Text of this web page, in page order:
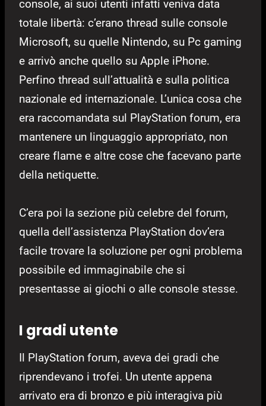
console, ai suoi utenti infatti veniva data
totale libertà: c’erano thread sulle console
Microsoft, su quelle Nintendo, su Pc gaming
e arrivò anche quello su Apple iPhone.
Perfino thread sull’attualità e sulla politica
nazionale ed internazionale. L’unica cosa che
era raccomandata sul PlayStation forum, era
mantenere un linguaggio appropriato, non
creare flame e altre cose che facevano parte
della netiquette.
C’era poi la sezione più celebre del forum,
quella dell’assistenza PlayStation dov’era
facile trovare la soluzione per ogni problema
possibile ed immaginabile che si
presentasse ai giochi o alle console stesse.
I gradi utente
Il PlayStation forum, aveva dei gradi che
riprendevano i trofei. Un utente appena
arrivato era di bronzo e più interagiva più